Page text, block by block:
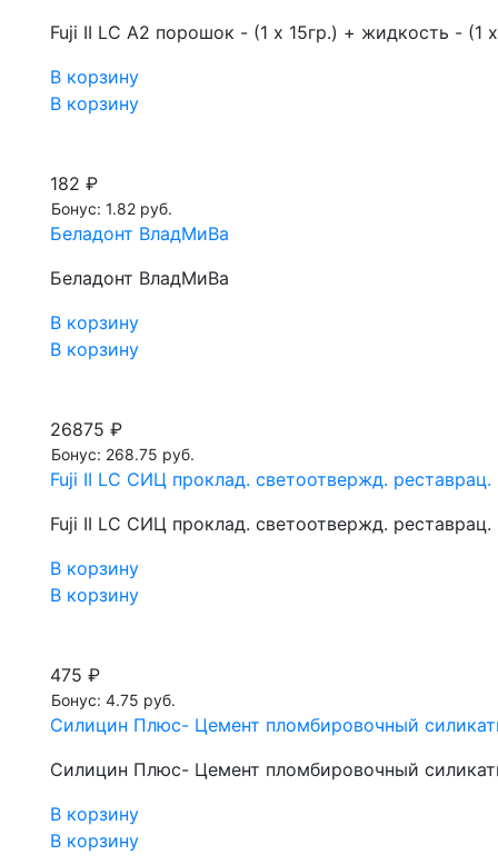
Fuji II LC А2 порошок - (1 х 15гр.) + жидкость - (1
В корзину
В корзину
182 ₽
Бонус: 1.82 руб.
Беладонт ВладМиВа
Беладонт ВладМиВа
В корзину
В корзину
26875 ₽
Бонус: 268.75 руб.
Fuji II LC СИЦ проклад. светоотвержд.
Fuji II LC СИЦ проклад. светоотвержд.
В корзину
В корзину
475 ₽
Бонус: 4.75 руб.
Силицин Плюс- Цемент пломбировочный
Силицин Плюс- Цемент пломбировочный
В корзину
В корзину